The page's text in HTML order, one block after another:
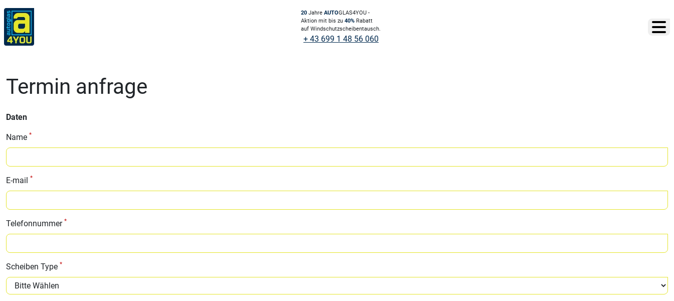
20 Jahre AUTOGLAS4YOU -
Aktion mit bis zu 40% Rabatt
auf Windschutzscheibentausch.
+ 43 699 1 48 56 060
Termin anfrage
Daten
Name *
E-mail *
Telefonnummer *
Scheiben Type *